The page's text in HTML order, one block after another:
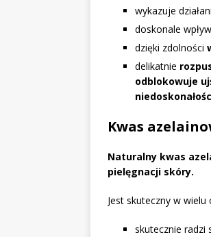
wykazuje
doskonale
dzięki zdolności
delikatnie
odblokowuje
Kwas
Naturalny kwas
pielęgnacji skóry.
Jest skuteczny w wielu
skutecznie radzi